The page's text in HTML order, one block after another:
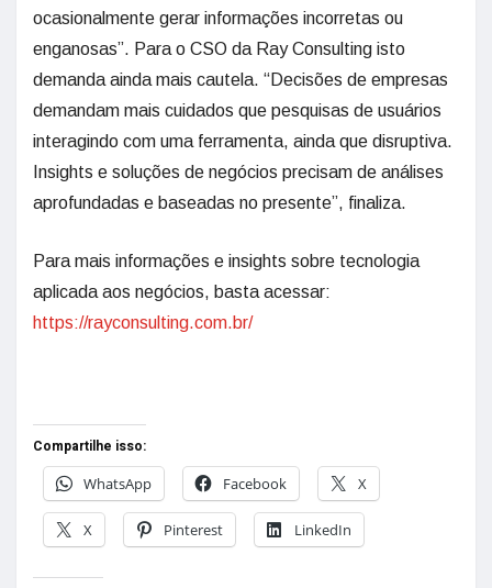
ocasionalmente gerar informações incorretas ou
enganosas”. Para o CSO da Ray Consulting isto
demanda ainda mais cautela. “Decisões de empresas
demandam mais cuidados que pesquisas de usuários
interagindo com uma ferramenta, ainda que disruptiva.
Insights e soluções de negócios precisam de análises
aprofundadas e baseadas no presente”, finaliza.
Para mais informações e insights sobre tecnologia
aplicada aos negócios, basta acessar:
https://rayconsulting.com.br/
Compartilhe isso:
WhatsApp
Facebook X
X Pinterest LinkedIn